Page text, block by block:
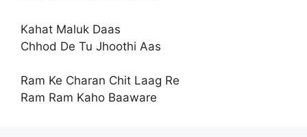
Kahat Maluk Daas
Chhod De Tu Jhoothi Aas
Ram Ke Charan Chit Laag Re
Ram Ram Kaho Baaware